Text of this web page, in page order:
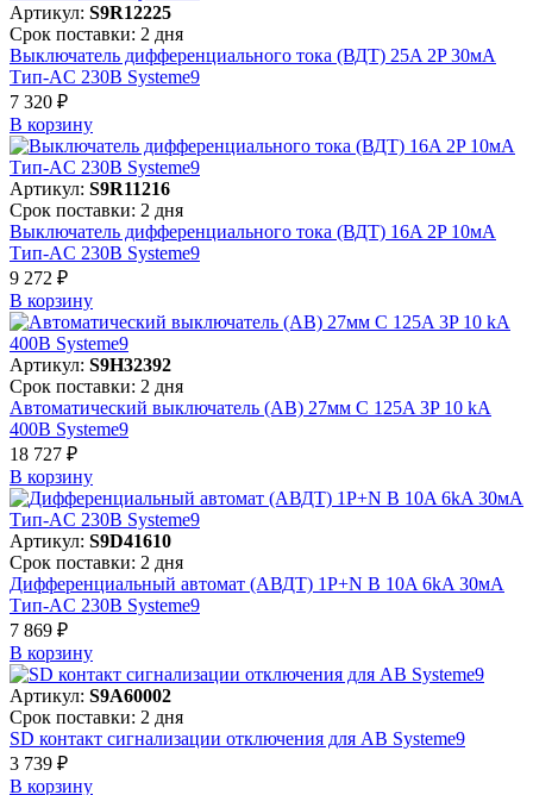
Артикул: S9R12225
Срок поставки: 2 дня
Выключатель дифференциального тока (ВДТ) 25A 2P 30мА
Тип-AC 230В Systeme9
7 320 ₽
В корзинy
Артикул: S9R11216
Срок поставки: 2 дня
Выключатель дифференциального тока (ВДТ) 16A 2P 10мА
Тип-AC 230В Systeme9
9 272 ₽
В корзинy
Артикул: S9H32392
Срок поставки: 2 дня
Автоматический выключатель (АВ) 27мм C 125A 3P 10 kA
400В Systeme9
18 727 ₽
В корзинy
Артикул: S9D41610
Срок поставки: 2 дня
Дифференциальный автомат (АВДТ) 1P+N B 10A 6kA 30мА
Тип-AC 230В Systeme9
7 869 ₽
В корзинy
Артикул: S9A60002
Срок поставки: 2 дня
SD контакт сигнализации отключения для АВ Systeme9
3 739 ₽
В корзинy